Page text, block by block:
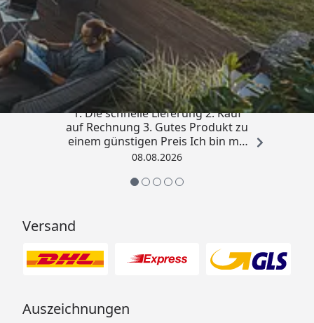
Trusted Shops
4,81/ 5
„Besonders gut gefallen hat mir :
1. Die schnelle Lieferung 2. Kauf
auf Rechnung 3. Gutes Produkt zu
einem günstigen Preis Ich bin mit
der Kaufabwicklung sehr
08.08.2026
Versand
Auszeichnungen